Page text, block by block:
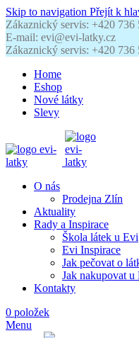
Skip to navigation Přejít k
Zákaznický servis: +420
E-mail: evi@evi-latky.cz
Zákaznický servis: +420 736
Home
Eshop
Nové látky
Slevy
O nás
Prodejna Zlín
Aktuality
Rady a Inspirace
Škola látek u Evi
Evi Inspirace
Jak pečovat o
Jak nakupovat
Kontakty
0 položek
Menu